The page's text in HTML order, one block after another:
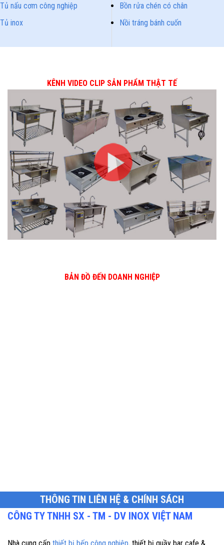
Tủ nấu cơm công nghiệp
Tủ inox
Bồn rửa chén có chân
Nồi tráng bánh cuốn
KÊNH VIDEO CLIP SẢN PHẨM THẬT TẾ
BẢN ĐỒ ĐẾN DOANH NGHIỆP
THÔNG TIN LIÊN HỆ & CHÍNH SÁCH
CÔNG TY TNHH SX - TM - DV INOX VIỆT NAM